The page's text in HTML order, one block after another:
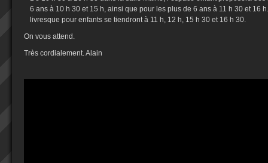
6 ans à 10 h 30 et 15 h, ainsi que pour les plus de 6 ans à 11 h 30 et 16
livresque pour enfants se tiendront à 11 h, 12 h, 15 h 30 et 16 h 30.
On vous attend.
Très cordialement. Alain